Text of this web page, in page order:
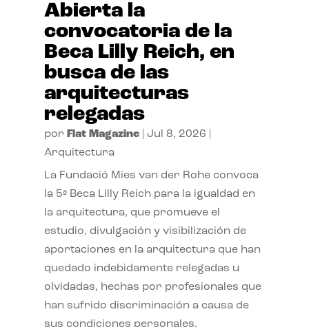
Abierta la
convocatoria de la
Beca Lilly Reich, en
busca de las
arquitecturas
relegadas
por Flat Magazine| Jul 8, 2026
Arquitectura
La Fundació Mies van der Rohe convoca
la 5ª Beca Lilly Reich para la igualdad en
la arquitectura, que promueve el
estudio, divulgación y visibilización de
aportaciones en la arquitectura que han
quedado indebidamente relegadas u
olvidadas, hechas por profesionales que
han sufrido discriminación a causa de
sus condiciones personales.